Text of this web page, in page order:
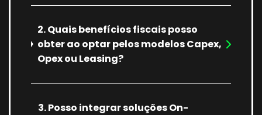
2. Quais benefícios fiscais posso
obter ao optar pelos modelos Capex,
Opex ou Leasing?
3. Posso integrar soluções On-